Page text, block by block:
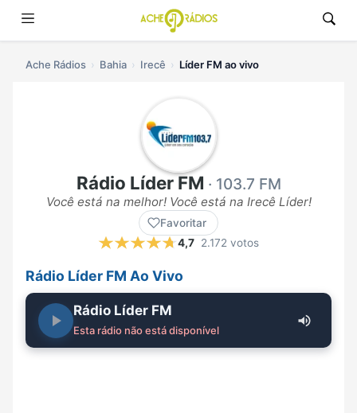
Ache Rádios Bahia Irecê Líder FM ao vivo
Rádio Líder FM · 103.7 FM
Você está na melhor! Você está na Irecê Líder!
Favoritar
4,7 2.172 votos
Rádio Líder FM Ao Vivo
Rádio Líder FM
Esta rádio não está disponível